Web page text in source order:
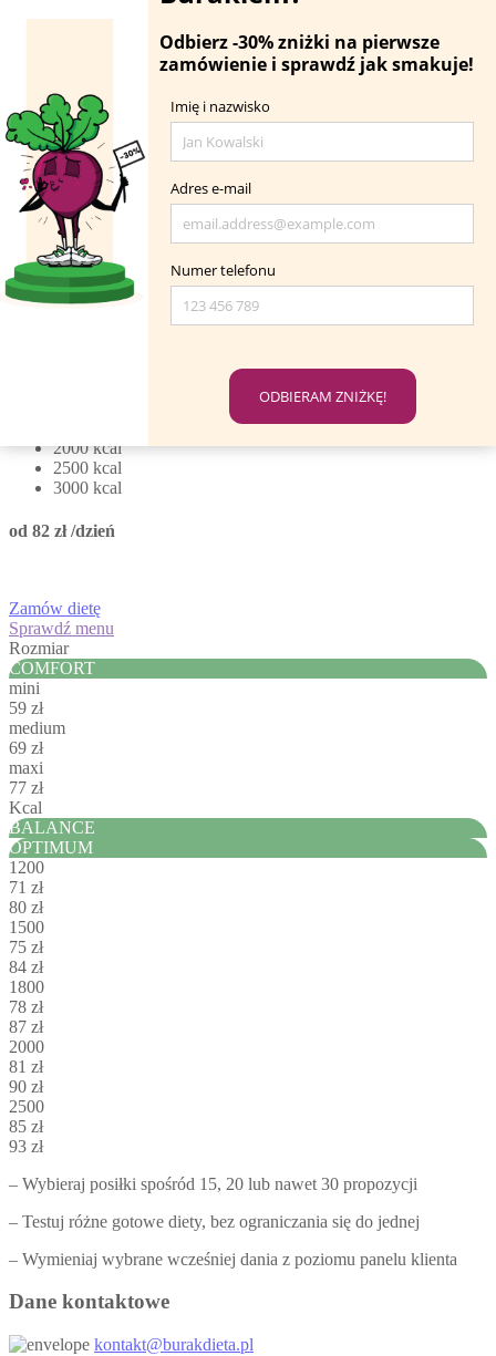
Zamów dietę
Sprawdź menu
Wybór menu Optimum
- Jesz tak jak lubisz! -
Dieta jest dedykowana osobom, które lubią mieć wpływ na to, co
jedzą. Wybieraj spośród 20 posiłków.
2000 kcal
2500 kcal
3000 kcal
od 82 zł/dzień
Zamów dietę
Sprawdź menu
Rozmiar
COMFORT
mini
59 zł
medium
69 zł
maxi
77 zł
Kcal
BALANCE
OPTIMUM
1200
71 zł
80 zł
1500
75 zł
84 zł
1800
78 zł
87 zł
2000
81 zł
90 zł
2500
85 zł
93 zł
– Wybieraj posiłki spośród 15, 20 lub nawet 30 propozycji
– Testuj różne gotowe diety, bez ograniczania się do jednej
– Wymieniaj wybrane wcześniej dania z poziomu panelu klienta
Dane kontaktowe
kontakt@burakdieta.pl